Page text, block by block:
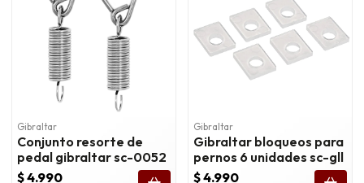
Gibraltar
Conjunto resorte de
pedal gibraltar sc-0052
$ 4.990
Gibraltar
Gibraltar bloqueos para
pernos 6 unidades sc-gll
$ 4.990